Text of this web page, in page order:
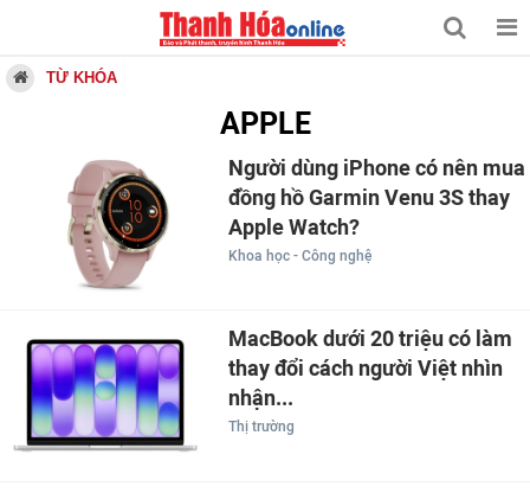
TỪ KHÓA
APPLE
Người dùng iPhone có nên mua
đồng hồ Garmin Venu 3S thay
Apple Watch?
Khoa học - Công nghệ
MacBook dưới 20 triệu có làm
thay đổi cách người Việt nhìn
nhận...
Thị trường